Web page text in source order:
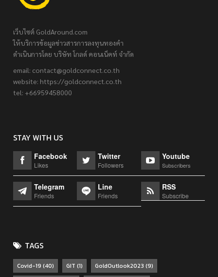
เว็บไซต์ GoldAround.com
ให้บริการข้อมูลข่าวสารการลงทุนทองคำ
ดำเนินการโดย บริษัท โกลด์ คอนเน็คท์ จำกัด
email: contact@goldconnect.co.th
website: https://goldconnect.co.th
tel: +66959458000
STAY WITH US
Facebook
Likes
Twitter
Followers
Youtube
Subscribers
Telegram
Friends
Line
Friends
RSS
Subscribe
TAGS
Covid-19 (40) GIT (1) GoldOutlook2023 (9)